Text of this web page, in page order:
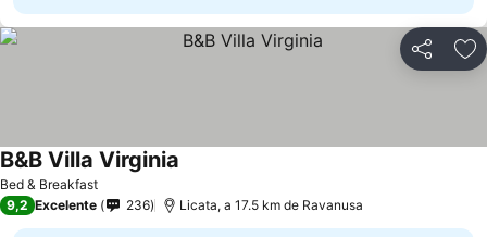
Partilhar
Bed & Breakfast
B&B Villa Virginia
9,2 Excelente 236 Licata, a 17.5 km de Ravanusa